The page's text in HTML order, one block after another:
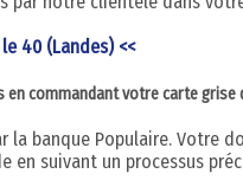
40 (Landes) <<
en commandant votre carte grise
la banque Populaire. Votre
en suivant un processus